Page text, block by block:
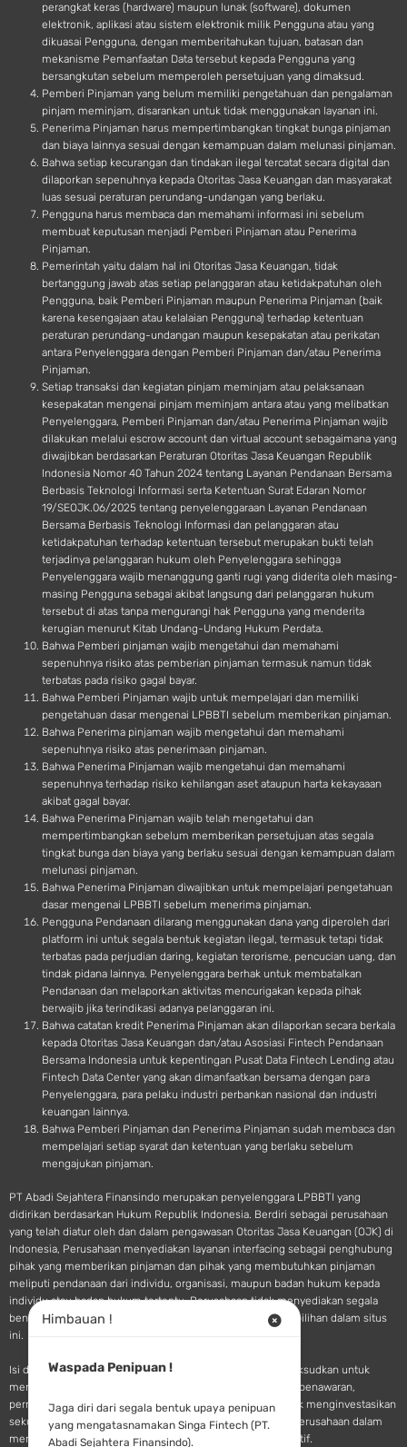
perangkat keras (hardware) maupun lunak (software), dokumen
elektronik, aplikasi atau sistem elektronik milik Pengguna atau yang
dikuasai Pengguna, dengan memberitahukan tujuan, batasan dan
mekanisme Pemanfaatan Data tersebut kepada Pengguna yang
bersangkutan sebelum memperoleh persetujuan yang dimaksud.
Pemberi Pinjaman yang belum memiliki pengetahuan dan pengalaman
pinjam meminjam, disarankan untuk tidak menggunakan layanan ini.
Penerima Pinjaman harus mempertimbangkan tingkat bunga pinjaman
dan biaya lainnya sesuai dengan kemampuan dalam melunasi pinjaman.
Bahwa setiap kecurangan dan tindakan ilegal tercatat secara digital dan
dilaporkan sepenuhnya kepada Otoritas Jasa Keuangan dan masyarakat
luas sesuai peraturan perundang-undangan yang berlaku.
Pengguna harus membaca dan memahami informasi ini sebelum
membuat keputusan menjadi Pemberi Pinjaman atau Penerima
Pinjaman.
Pemerintah yaitu dalam hal ini Otoritas Jasa Keuangan, tidak
bertanggung jawab atas setiap pelanggaran atau ketidakpatuhan oleh
Pengguna, baik Pemberi Pinjaman maupun Penerima Pinjaman (baik
karena kesengajaan atau kelalaian Pengguna) terhadap ketentuan
peraturan perundang-undangan maupun kesepakatan atau perikatan
antara Penyelenggara dengan Pemberi Pinjaman dan/atau Penerima
Pinjaman.
Setiap transaksi dan kegiatan pinjam meminjam atau pelaksanaan
kesepakatan mengenai pinjam meminjam antara atau yang melibatkan
Penyelenggara, Pemberi Pinjaman dan/atau Penerima Pinjaman wajib
dilakukan melalui escrow account dan virtual account sebagaimana yang
diwajibkan berdasarkan Peraturan Otoritas Jasa Keuangan Republik
Indonesia Nomor 40 Tahun 2024 tentang Layanan Pendanaan Bersama
Berbasis Teknologi Informasi serta Ketentuan Surat Edaran Nomor
19/SEOJK.06/2025 tentang penyelenggaraan Layanan Pendanaan
Bersama Berbasis Teknologi Informasi dan pelanggaran atau
ketidakpatuhan terhadap ketentuan tersebut merupakan bukti telah
terjadinya pelanggaran hukum oleh Penyelenggara sehingga
Penyelenggara wajib menanggung ganti rugi yang diderita oleh masing-
masing Pengguna sebagai akibat langsung dari pelanggaran hukum
tersebut di atas tanpa mengurangi hak Pengguna yang menderita
kerugian menurut Kitab Undang-Undang Hukum Perdata.
Bahwa Pemberi pinjaman wajib mengetahui dan memahami
sepenuhnya risiko atas pemberian pinjaman termasuk namun tidak
terbatas pada risiko gagal bayar.
Bahwa Pemberi Pinjaman wajib untuk mempelajari dan memiliki
pengetahuan dasar mengenai LPBBTI sebelum memberikan pinjaman.
Bahwa Penerima pinjaman wajib mengetahui dan memahami
sepenuhnya risiko atas penerimaan pinjaman.
Bahwa Penerima Pinjaman wajib mengetahui dan memahami
sepenuhnya terhadap risiko kehilangan aset ataupun harta kekayaaan
akibat gagal bayar.
Bahwa Penerima Pinjaman wajib telah mengetahui dan
mempertimbangkan sebelum memberikan persetujuan atas segala
tingkat bunga dan biaya yang berlaku sesuai dengan kemampuan dalam
melunasi pinjaman.
Bahwa Penerima Pinjaman diwajibkan untuk mempelajari pengetahuan
dasar mengenai LPBBTI sebelum menerima pinjaman.
Pengguna Pendanaan dilarang menggunakan dana yang diperoleh dari
platform ini untuk segala bentuk kegiatan ilegal, termasuk tetapi tidak
terbatas pada perjudian daring, kegiatan terorisme, pencucian uang, dan
tindak pidana lainnya. Penyelenggara berhak untuk membatalkan
Pendanaan dan melaporkan aktivitas mencurigakan kepada pihak
berwajib jika terindikasi adanya pelanggaran ini.
Bahwa catatan kredit Penerima Pinjaman akan dilaporkan secara berkala
kepada Otoritas Jasa Keuangan dan/atau Asosiasi Fintech Pendanaan
Bersama Indonesia untuk kepentingan Pusat Data Fintech Lending atau
Fintech Data Center yang akan dimanfaatkan bersama dengan para
Penyelenggara, para pelaku industri perbankan nasional dan industri
keuangan lainnya.
Bahwa Pemberi Pinjaman dan Penerima Pinjaman sudah membaca dan
mempelajari setiap syarat dan ketentuan yang berlaku sebelum
mengajukan pinjaman.
PT Abadi Sejahtera Finansindo merupakan penyelenggara LPBBTI yang
didirikan berdasarkan Hukum Republik Indonesia. Berdiri sebagai perusahaan
yang telah diatur oleh dan dalam pengawasan Otoritas Jasa Keuangan (OJK) di
Indonesia, Perusahaan menyediakan layanan interfacing sebagai penghubung
pihak yang memberikan pinjaman dan pihak yang membutuhkan pinjaman
meliputi pendanaan dari individu, organisasi, maupun badan hukum kepada
individu atau badan hukum tertentu. Perusahaan tidak menyediakan segala
bentuk saran atau rekomendasi pendanaan terkait pilihan-pilihan dalam situs
ini.
Isi dan materi yang tersedia pada situs SINGA Fintech dimaksudkan untuk
memberikan informasi dan tidak dianggap sebagai sebuah penawaran,
permohonan, undangan, saran, maupun rekomendasi untuk menginvestasikan
sekuritas, produk pasar modal, atau jasa keuangan lainya. Perusahaan dalam
memberikan jasanya hanya terbatas pada fungsi administratif.
Himbauan !
Waspada Penipuan !
Jaga diri dari segala bentuk upaya penipuan
yang mengatasnamakan Singa Fintech (PT.
Abadi Sejahtera Finansindo).